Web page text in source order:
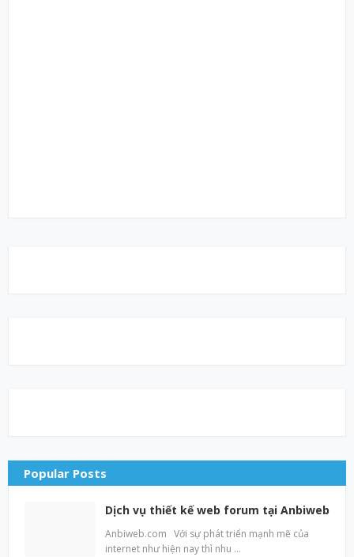
Popular Posts
Dịch vụ thiết kế web forum tại Anbiweb
Anbiweb.com Với sự phát triển mạnh mẽ của
internet như hiện nay thì nhu …